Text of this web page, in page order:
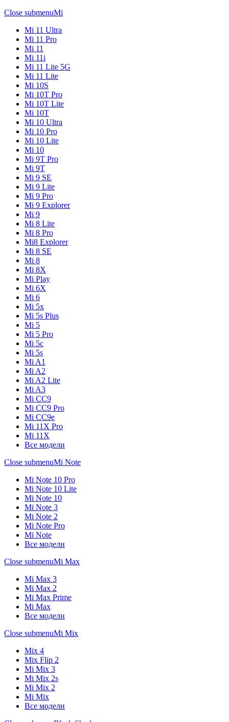
Close submenuMi
Mi 11 Ultra
Mi 11 Pro
Mi 11
Mi 11i
Mi 11 Lite 5G
Mi 11 Lite
Mi 10S
Mi 10T Pro
Mi 10T Lite
Mi 10T
Mi 10 Ultra
Mi 10 Pro
Mi 10 Lite
Mi 10
Mi 9T Pro
Mi 9T
Mi 9 SE
Mi 9 Lite
Mi 9 Pro
Mi 9 Explorer
Mi 9
Mi 8 Lite
Mi 8 Pro
Mi8 Explorer
Mi 8 SE
Mi 8
Mi 8X
Mi Play
Mi 6X
Mi 6
Mi 5x
Mi 5s Plus
Mi 5
Mi 5 Pro
Mi 5c
Mi 5s
Mi A1
Mi A2
Mi A2 Lite
Mi A3
Mi CC9
Mi CC9 Pro
Mi CC9e
Mi 11X Pro
Mi 11X
Все модели
Close submenuMi Note
Mi Note 10 Pro
Mi Note 10 Lite
Mi Note 10
Mi Note 3
Mi Note 2
Mi Note Pro
Mi Note
Все модели
Close submenuMi Max
Mi Max 3
Mi Max 2
Mi Max Prime
Mi Max
Все модели
Close submenuMi Mix
Mix 4
Mix Flip 2
Mi Mix 3
Mi Mix 2s
Mi Mix 2
Mi Mix
Все модели